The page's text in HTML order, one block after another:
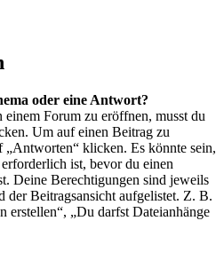
oder eine Antwort?
einem Forum zu eröffnen, musst du
Um auf einen Beitrag zu
„Antworten“ klicken. Es könnte sein,
ist, bevor du einen
Deine Berechtigungen sind jeweils
der Beitragsansicht aufgelistet. Z. B.
erstellen“, „Du darfst Dateianhänge